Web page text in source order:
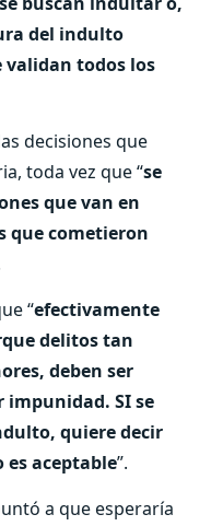
del indulto
validan todos los
decisiones que
toda vez que “se
que van en
que cometieron
“efectivamente
delitos tan
deben ser
impunidad. SI se
quiere decir
aceptable”.
a que esperaría